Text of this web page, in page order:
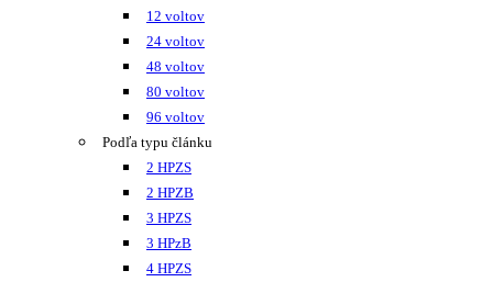
12 voltov
24 voltov
48 voltov
80 voltov
96 voltov
Podľa typu článku
2 HPZS
2 HPZB
3 HPZS
3 HPzB
4 HPZS